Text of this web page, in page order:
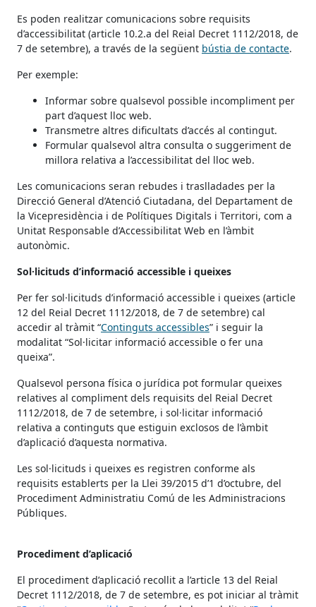
Es poden realitzar comunicacions sobre requisits
d’accessibilitat (article 10.2.a del Reial Decret 1112/2018, de
7 de setembre), a través de la següent bústia de contacte.
Per exemple:
Informar sobre qualsevol possible incompliment per
part d’aquest lloc web.
Transmetre altres dificultats d’accés al contingut.
Formular qualsevol altra consulta o suggeriment de
millora relativa a l’accessibilitat del lloc web.
Les comunicacions seran rebudes i traslladades per la
Direcció General d’Atenció Ciutadana, del Departament de
la Vicepresidència i de Polítiques Digitals i Territori, com a
Unitat Responsable d’Accessibilitat Web en l’àmbit
autonòmic.
Sol·licituds d’informació accessible i queixes
Per fer sol·licituds d’informació accessible i queixes (article
12 del Reial Decret 1112/2018, de 7 de setembre) cal
accedir al tràmit “Continguts accessibles” i seguir la
modalitat “Sol·licitar informació accessible o fer una
queixa”.
Qualsevol persona física o jurídica pot formular queixes
relatives al compliment dels requisits del Reial Decret
1112/2018, de 7 de setembre, i sol·licitar informació
relativa a continguts que estiguin exclosos de l’àmbit
d’aplicació d’aquesta normativa.
Les sol·licituds i queixes es registren conforme als
requisits establerts per la Llei 39/2015 d’1 d’octubre, del
Procediment Administratiu Comú de les Administracions
Públiques.
Procediment d’aplicació
El procediment d’aplicació recollit a l’article 13 del Reial
Decret 1112/2018, de 7 de setembre, es pot iniciar al tràmit